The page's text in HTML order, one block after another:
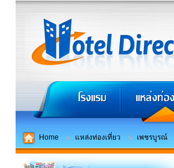
Home แหล่งท่องเที่ยว เพชรบูรณ์